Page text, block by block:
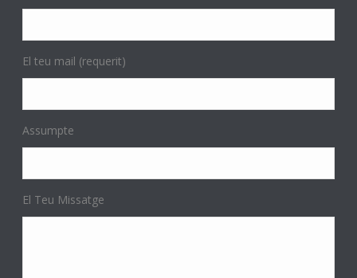
El teu mail (requerit)
Assumpte
El Teu Missatge